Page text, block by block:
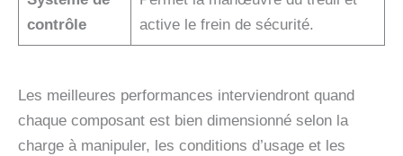
contrôle
active le frein de sécurité.
Les meilleures performances interviendront quand
chaque composant est bien dimensionné selon la
charge à manipuler, les conditions d’usage et les